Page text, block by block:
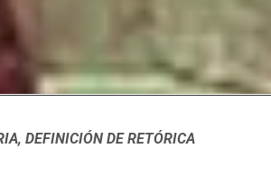
DEFINICIÓN DE RETÓRICA